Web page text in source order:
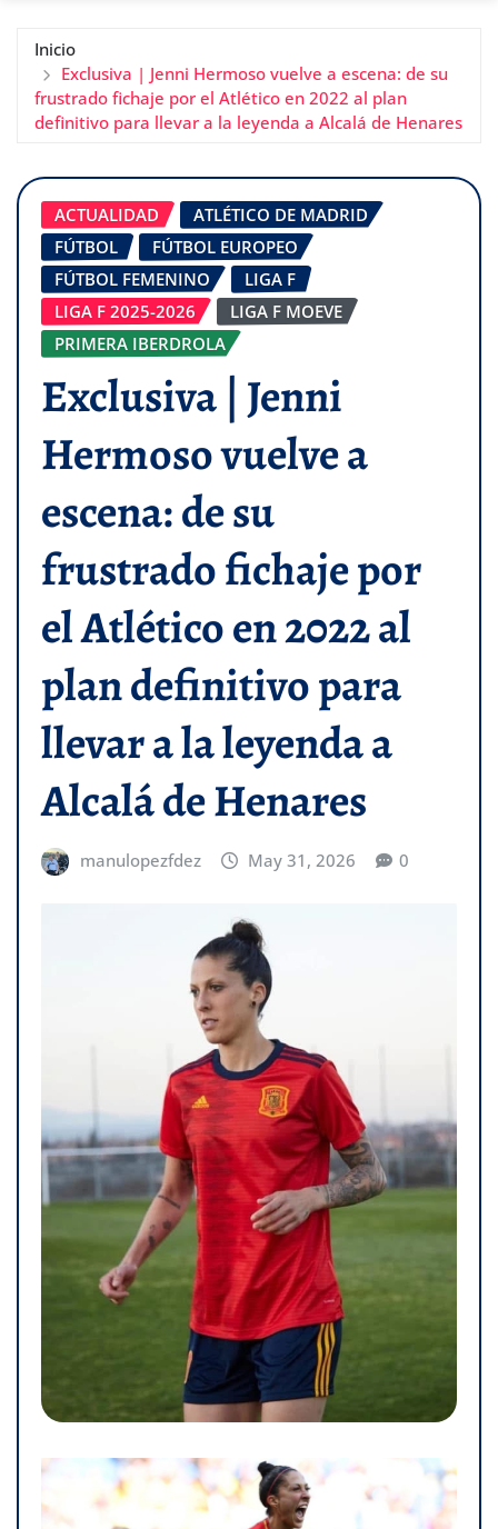
Inicio
Exclusiva | Jenni Hermoso vuelve a escena: de su
frustrado fichaje por el Atlético en 2022 al plan
definitivo para llevar a la leyenda a Alcalá de Henares
ACTUALIDAD
ATLÉTICO DE MADRID
FÚTBOL
FÚTBOL EUROPEO
FÚTBOL FEMENINO
LIGA F
LIGA F 2025-2026
LIGA F MOEVE
PRIMERA IBERDROLA
Exclusiva | Jenni
Hermoso vuelve a
escena: de su
frustrado fichaje por
el Atlético en 2022 al
plan definitivo para
llevar a la leyenda a
Alcalá de Henares
manulopezfdez May 31, 2026 0